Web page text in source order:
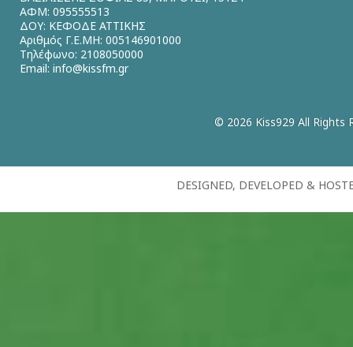
ΑΦΜ: 095555513
ΔΟΥ: ΚΕΦΟΔΕ ΑΤΤΙΚΗΣ
Αριθμός Γ.Ε.ΜΗ: 005146901000
Τηλέφωνο: 2108050000
Email: info@kissfm.gr
© 2026 Kiss929 All Rights
DESIGNED, DEVELOPED &